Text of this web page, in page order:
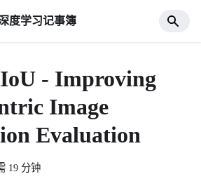
度学习记事簿
- Improving
Image
Evaluation
19 分钟